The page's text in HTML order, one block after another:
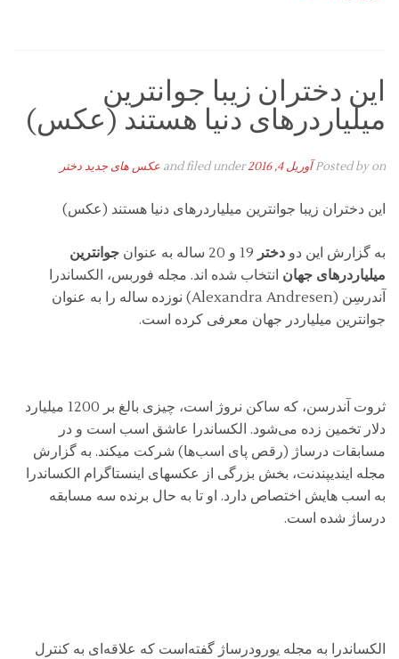
این دختران زیبا جوانترین
میلیاردرهای دنیا هستند (عکس)
Posted byon آوریل 4, 2016 and filed under عکس های جدید دختر
این دختران زیبا جوانترین میلیاردرهای دنیا هستند (عکس)
به گزارش این دو دختر
جوانترین
میلیاردرهای جهان انتخاب شده اند. مجله فوربس، الکساندرا
آندرسِن (Alexandra Andresen) نوزده ساله را به عنوان
جوانترین میلیاردر جهان معرفی کرده است.
ثروت آندرسن، که ساکن نروژ است، چیزی بالغ بر 1200 میلیارد
دلار تخمین زده می‌شود. الکساندرا عاشق اسب است و در
مسابقات درساژ (رقص پای اسب‌ها) شرکت میکند. به گزارش
مجله ایندیپندنت، بخش بزرگی از عکسهای اینستاگرام الکساندرا
به اسب هایش اختصاص دارد. او تا به حال برنده سه مسابقه
درساژ شده است.
الکساندرا به مجله یورودرساژ گفته‌است که علاقه‌ای به کنترل